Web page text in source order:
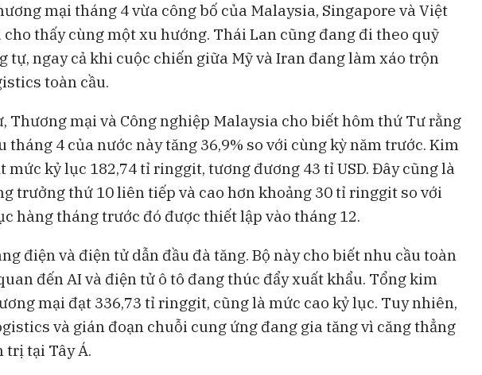
mại tháng 4 vừa công bố của Malaysia, Singapore và Việt
cho thấy cùng một xu hướng. Thái Lan cũng đang đi theo quỹ
tự, ngay cả khi cuộc chiến giữa Mỹ và Iran đang làm xáo trộn
toàn cầu.
Thương mại và Công nghiệp Malaysia cho biết hôm thứ Tư rằng
tháng 4 của nước này tăng 36,9% so với cùng kỳ năm trước. Kim
mức kỷ lục 182,74 tỉ ringgit, tương đương 43 tỉ USD. Đây cũng là
trưởng thứ 10 liên tiếp và cao hơn khoảng 30 tỉ ringgit so với
hàng tháng trước đó được thiết lập vào tháng 12.
điện và điện tử dẫn đầu đà tăng. Bộ này cho biết nhu cầu toàn
đến AI và điện tử ô tô đang thúc đẩy xuất khẩu. Tổng kim
mại đạt 336,73 tỉ ringgit, cũng là mức cao kỷ lục. Tuy nhiên,
và gián đoạn chuỗi cung ứng đang gia tăng vì căng thẳng
trị tại Tây Á.